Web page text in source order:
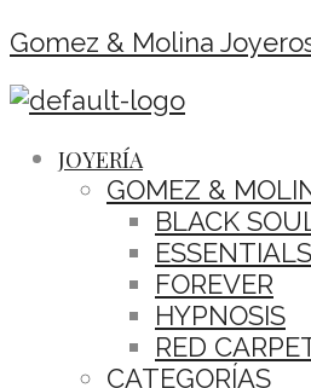
Gomez & Molina
JOYERÍA
GOMEZ &
BLACK
ESSENTIALS
FOREVER
HYPNOSIS
RED
CATEGORÍAS